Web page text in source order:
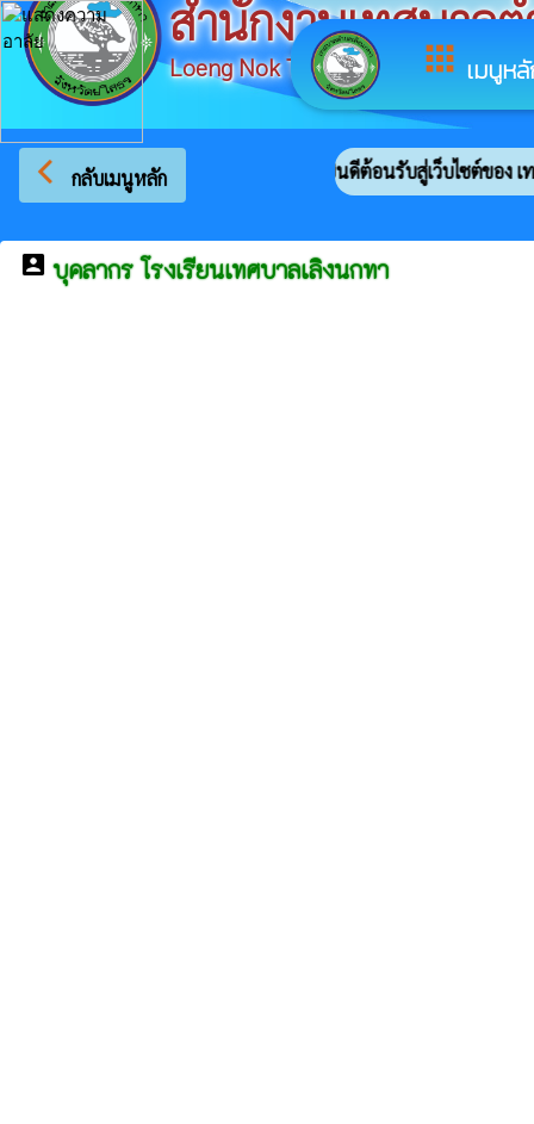
apps เมนูห
สำนักงานเทศบาล
Loeng Nok Tha Subdistrict
arrow_back_ios กลับเมนูหลัก ยินดีต้อนรับสู่เว็บไซต์ของ เทศบ
account_box บุคลากร โรงเรียนเทศบาลเลิงนกทา